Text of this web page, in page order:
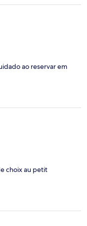
ao reservar em
choix au petit